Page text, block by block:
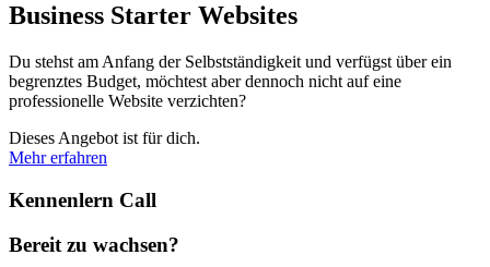
Business Starter Websites
Du stehst am Anfang der Selbstständigkeit und verfügst über ein
begrenztes Budget, möchtest aber dennoch nicht auf eine
professionelle Website verzichten?
Dieses Angebot ist für dich.
Mehr erfahren
Kennenlern Call
Bereit zu wachsen?